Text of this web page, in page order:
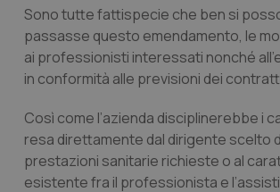
Sono tutte fattispecie che ben si
passasse questo emendamento, le
ai professionisti interessati nonché
in conformità alle previsioni dei
Così come l’azienda disciplinerebbe i
resa direttamente dal dirigente scelto
prestazioni sanitarie richieste o al
esistente fra il professionista e